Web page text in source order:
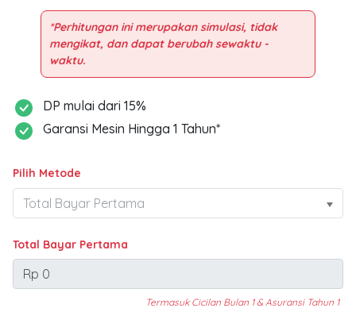
*Perhitungan ini merupakan simulasi, tidak
mengikat, dan dapat berubah sewaktu -
DP mulai dari 15%
Garansi Mesin Hingga 1 Tahun*
Pilih Metode
Total Bayar Pertama
Termasuk Cicilan Bulan 1 & Asuransi Tahun 1